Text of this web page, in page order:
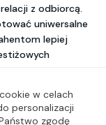
z odbiorcą.
uniwersalne
lepiej
w celach
personalizacji
zgodę